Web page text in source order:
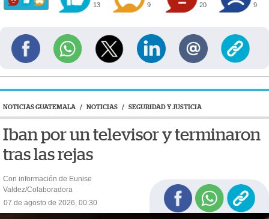
13 9 20 9
NOTICIAS GUATEMALA / NOTICIAS / SEGURIDAD Y JUSTICIA
Iban por un televisor y terminaron
tras las rejas
Con información de Eunise
Valdez/Colaboradora
07 de agosto de 2026, 00:30